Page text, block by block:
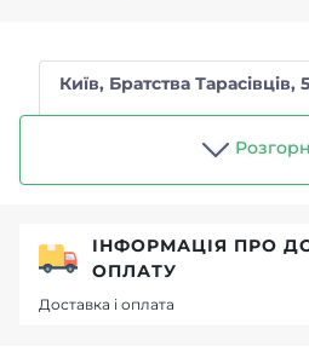
Київ, Братства Тарасівців,
ІНФОРМАЦІЯ ПРО
ОПЛАТУ
Доставка і оплата